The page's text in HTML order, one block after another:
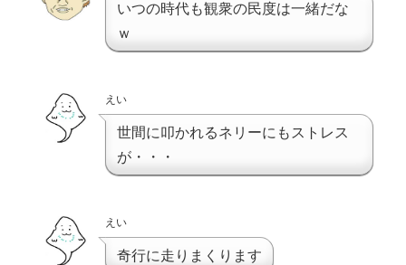
いつの時代も観衆の民度は一緒だな
ｗ
えい
世間に叩かれるネリーにもストレス
が・・・
えい
奇行に走りまくります